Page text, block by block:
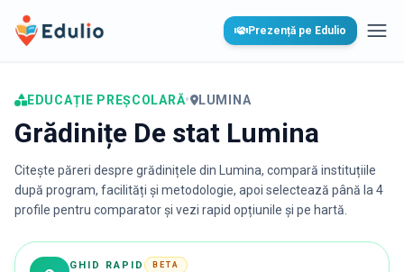
Edulio Prezență pe Edulio
EDUCAȚIE PREȘCOLARĂ• LUMINA
Grădinițe De stat Lumina
Citește păreri despre grădinițele din Lumina, compară instituțiile
după program, facilități și metodologie, apoi selectează până la 4
profile pentru comparator și vezi rapid opțiunile și pe hartă.
GHID RAPID BETA